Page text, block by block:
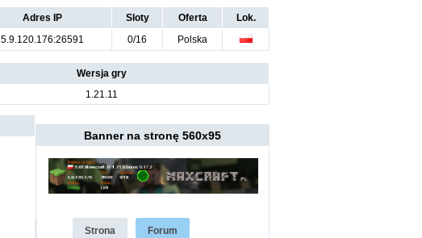
Adres IP Sloty Oferta
Lok.
5.9.120.176:26591 0/16 Polska
Wersja gry
1.21.11
Banner na stronę 560x95
Strona Forum